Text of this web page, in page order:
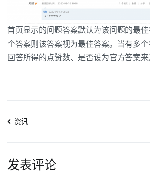
首页显示的问题答案默认为该问题的最
个答案则该答案视为最佳答案。当有多
回答所得的点赞数、是否设为官方答案来
文
导
资讯
发表评论